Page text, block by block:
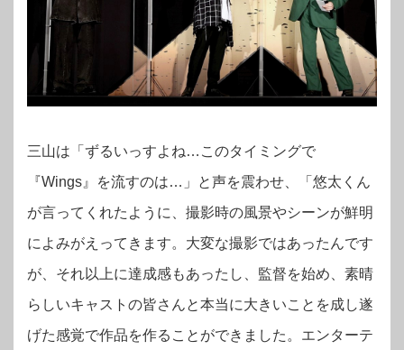
三山は「ずるいっすよね…このタイミングで
『Wings』を流すのは…」と声を震わせ、「悠太くん
が言ってくれたように、撮影時の風景やシーンが鮮明
によみがえってきます。大変な撮影ではあったんです
が、それ以上に達成感もあったし、監督を始め、素晴
らしいキャストの皆さんと本当に大きいことを成し遂
げた感覚で作品を作ることができました。エンターテ